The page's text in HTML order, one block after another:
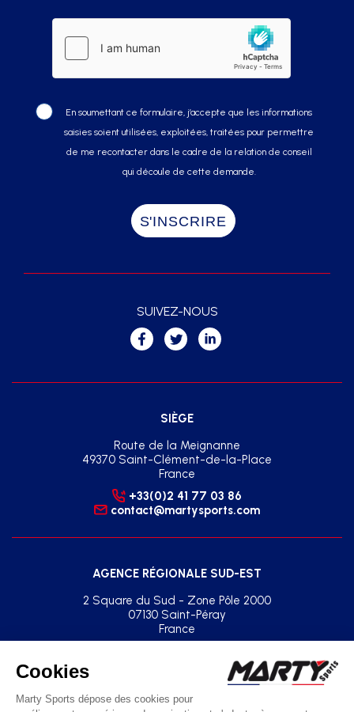
En soumettant ce formulaire, j’accepte que les informations
saisies soient utilisées, exploitées, traitées pour permettre
de me recontacter dans le cadre de la relation de conseil
qui découle de cette demande.
SIÈGE
Route de la Meignanne
49370 Saint-Clément-de-la-Place
France
+33(0)2 41 77 03 86
contact@martysports.com
AGENCE RÉGIONALE SUD-EST
2 Square du Sud - Zone Pôle 2000
07130 Saint-Péray
France
agence.sud.est@martysports.com
SUIVEZ-NOUS